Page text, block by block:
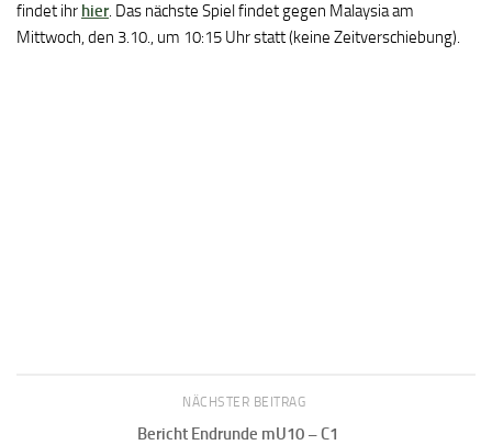
findet ihr hier. Das nächste Spiel findet gegen Malaysia am
Mittwoch, den 3.10., um 10:15 Uhr statt (keine Zeitverschiebung).
NÄCHSTER BEITRAG
Bericht Endrunde mU10 – C1